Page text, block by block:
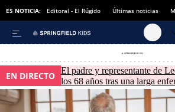
ES NOTICIA: Editoral - El Rúgido Últimas noticias
EN DIRECTO El padre y representante de
los 68 años tras una larga